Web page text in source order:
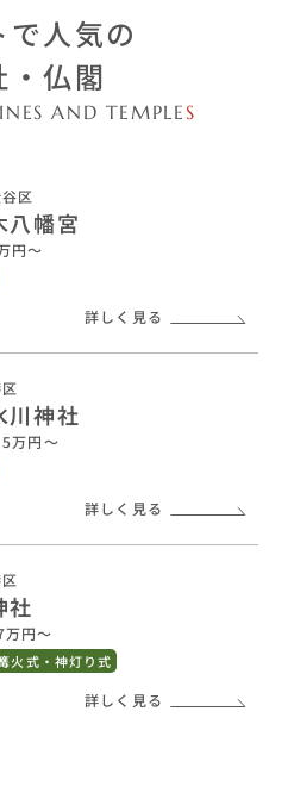
で人気の
・仏閣
AND TEMPLE S
区
八幡宮
円〜
詳しく見る
川神社
万円〜
詳しく見る
社
円〜
火式・神灯り式
詳しく見る